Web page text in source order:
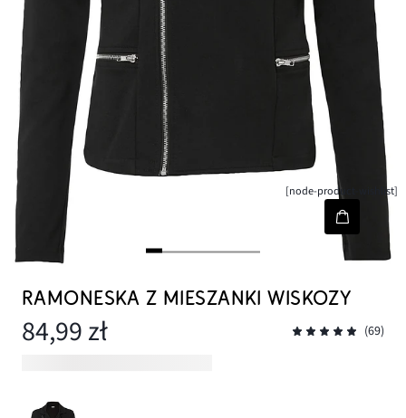
[node-product-wishlist]
RAMONESKA Z MIESZANKI WISKOZY
84,99 zł (69)